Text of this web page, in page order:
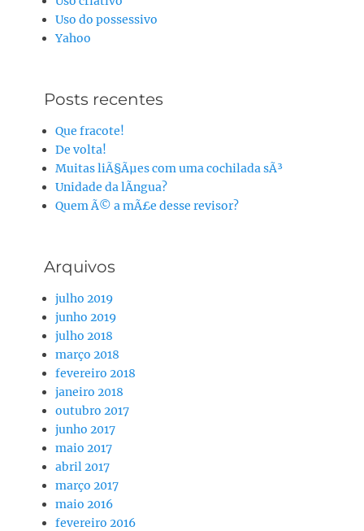
Uso do possessivo
Yahoo
Posts recentes
Que fracote!
De volta!
Muitas liÃ§Ãµes com uma cochilada sÃ³
Unidade da lÃ­ngua?
Quem Ã© a mÃ£e desse revisor?
Arquivos
julho 2019
junho 2019
julho 2018
março 2018
fevereiro 2018
janeiro 2018
outubro 2017
junho 2017
maio 2017
abril 2017
março 2017
maio 2016
fevereiro 2016